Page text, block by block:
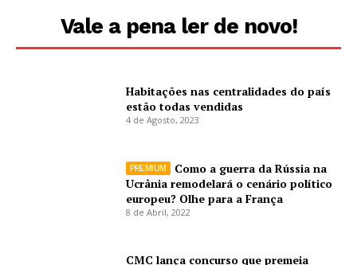
Vale a pena ler de novo!
Habitações nas centralidades do país
estão todas vendidas
4 de Agosto, 2023
Como a guerra da Rússia na
Ucrânia remodelará o cenário político
europeu? Olhe para a França
8 de Abril, 2022
CMC lança concurso que premeia